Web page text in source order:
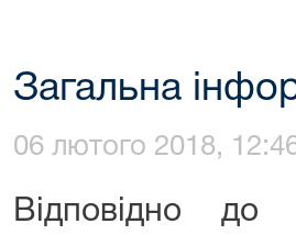
Загальна
06 лютого 2018,
Відповідно до